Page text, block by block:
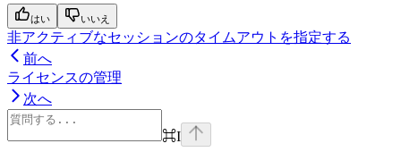
はい いいえ
非アクティブなセッションのタイムアウトを指定する
前へ
ライセンスの管理
次へ
⌘I